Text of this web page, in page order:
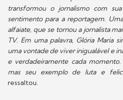
transformou o jornalismo com
sentimento para a reportagem.
alfaiate, que se tornou a jornalista
TV. Em uma palavra, Glória Maria
uma vontade de viver inigualável e
e verdadeiramente cada
mas seu exemplo de luta e
ressaltou.